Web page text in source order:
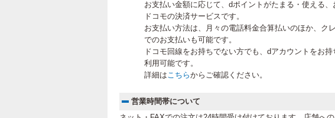
お支払い金額に応じて、dポイントがたまる・使える、
ドコモの決済サービスです。
お支払い方法は、月々の電話料金合算払いのほか、ク
でのお支払いも可能です。
ドコモ回線をお持ちでない方でも、dアカウントをお
利用可能です。
詳細はこちらからご確認ください。
営業時間帯について